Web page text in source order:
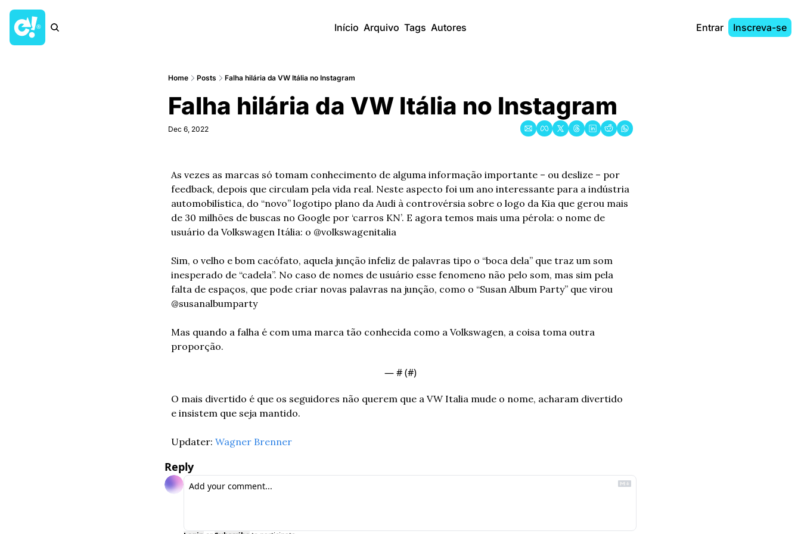
Início Arquivo Tags Autores Entrar Inscreva-se
Home Posts Falha hilária da VW Itália no Instagram
Falha hilária da VW Itália no Instagram
Dec 6, 2022
As vezes as marcas só tomam conhecimento de alguma informação importante – ou deslize – por
feedback, depois que circulam pela vida real. Neste aspecto foi um ano interessante para a indústria
automobilística, do “novo” logotipo plano da Audi à controvérsia sobre o logo da Kia que gerou mais
de 30 milhões de buscas no Google por ‘carros KN’. E agora temos mais uma pérola: o nome de
usuário da Volkswagen Itália: o @volkswagenitalia
Sim, o velho e bom cacófato, aquela junção infeliz de palavras tipo o “boca dela” que traz um som
inesperado de “cadela”. No caso de nomes de usuário esse fenomeno não pelo som, mas sim pela
falta de espaços, que pode criar novas palavras na junção, como o “Susan Album Party” que virou
@susanalbumparty
Mas quando a falha é com uma marca tão conhecida como a Volkswagen, a coisa toma outra
proporção.
— # (#)
O mais divertido é que os seguidores não querem que a VW Italia mude o nome, acharam divertido
e insistem que seja mantido.
Updater: Wagner Brenner
Reply